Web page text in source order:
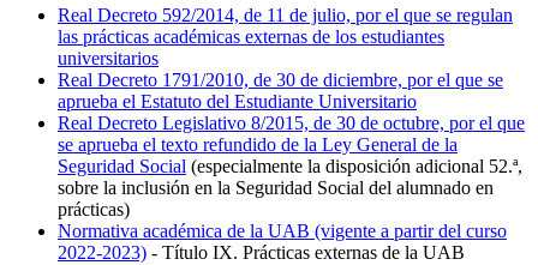
Real Decreto 592/2014, de 11 de julio, por el que se regulan
las prácticas académicas externas de los estudiantes
universitarios
Real Decreto 1791/2010, de 30 de diciembre, por el que se
aprueba el Estatuto del Estudiante Universitario
Real Decreto Legislativo 8/2015, de 30 de octubre, por el que
se aprueba el texto refundido de la Ley General de la
Seguridad Social (especialmente la disposición adicional 52.ª,
sobre la inclusión en la Seguridad Social del alumnado en
prácticas)
Normativa académica de la UAB (vigente a partir del curso
2022-2023) - Título IX. Prácticas externas de la UAB